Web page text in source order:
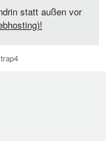
statt außen vor